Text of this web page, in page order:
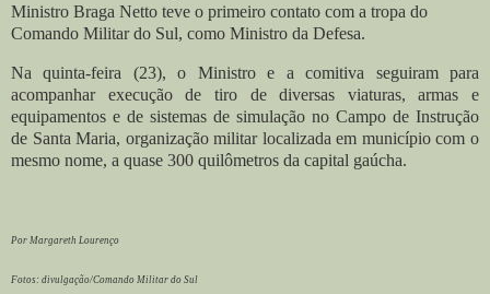
Ministro Braga Netto teve o primeiro contato com a tropa do
Comando Militar do Sul, como Ministro da Defesa.
Na quinta-feira (23), o Ministro e a comitiva seguiram para
acompanhar execução de tiro de diversas viaturas, armas e
equipamentos e de sistemas de simulação no Campo de Instrução
de Santa Maria, organização militar localizada em município com o
mesmo nome, a quase 300 quilômetros da capital gaúcha.
Por Margareth Lourenço
Fotos: divulgação/Comando Militar do Sul